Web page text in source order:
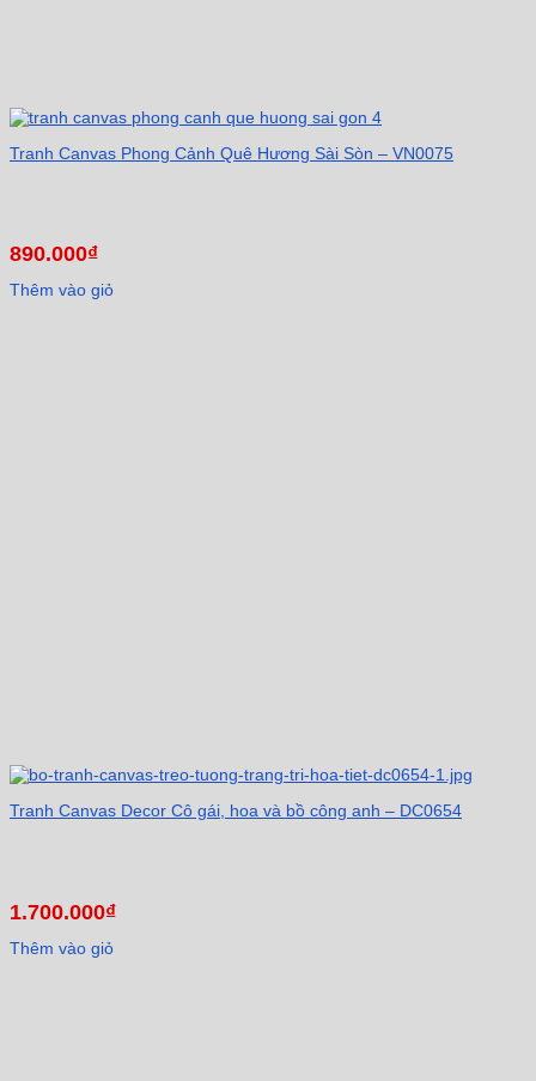
Tranh Canvas Phong Cảnh Quê Hương Sài Sòn – VN0075
890.000₫
Thêm vào giỏ
Tranh Canvas Decor Cô gái, hoa và bồ công anh – DC0654
1.700.000₫
Thêm vào giỏ